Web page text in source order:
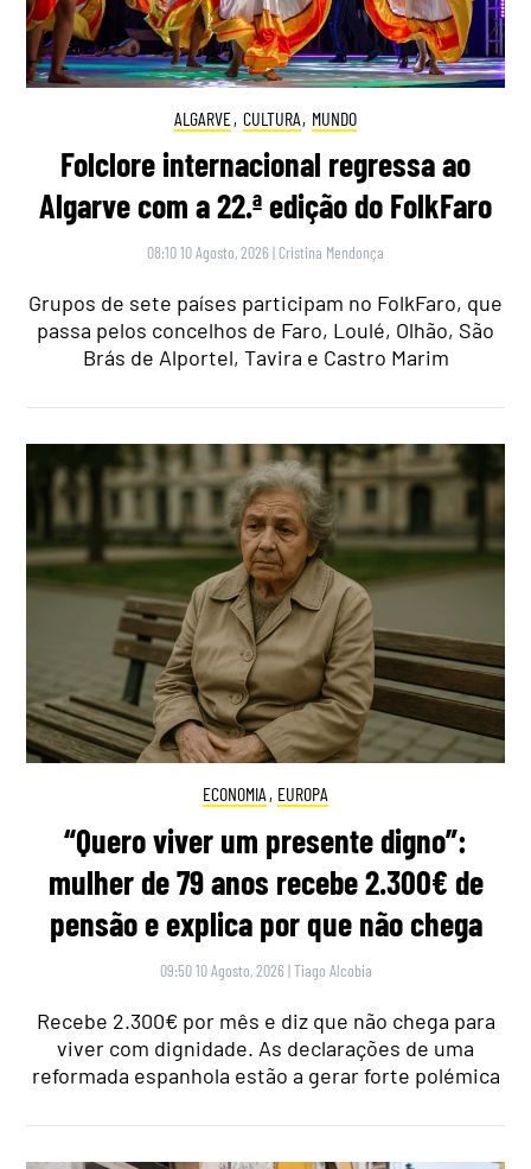
ALGARVE, CULTURA, MUNDO
Folclore internacional regressa ao
Algarve com a 22.ª edição do FolkFaro
08:10 10 Agosto, 2026 | Cristina Mendonça
Grupos de sete países participam no FolkFaro, que
passa pelos concelhos de Faro, Loulé, Olhão, São
Brás de Alportel, Tavira e Castro Marim
ECONOMIA , EUROPA
“Quero viver um presente digno”:
mulher de 79 anos recebe 2.300€ de
pensão e explica por que não chega
09:50 10 Agosto, 2026 |Tiago Alcobia
Recebe 2.300€ por mês e diz que não chega para
viver com dignidade. As declarações de uma
reformada espanhola estão a gerar forte polémica